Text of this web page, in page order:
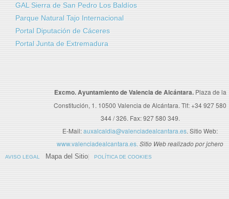
GAL Sierra de San Pedro Los Baldíos
Parque Natural Tajo Internacional
Portal Diputación de Cáceres
Portal Junta de Extremadura
Excmo. Ayuntamiento de Valencia de Alcántara. Plaza de la
Constitución, 1. 10500 Valencia de Alcántara. Tlf: +34 927 580
344 / 326. Fax: 927 580 349.
E-Mail:auxalcaldia@valenciadealcantara.es. Sitio Web:
www.valenciadealcantara.es. Sitio Web realizado por jchero
AVISO LEGAL Mapa del Sitio POLÍTICA DE COOKIES